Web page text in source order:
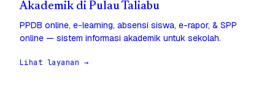
Akademik di Pulau Taliabu
PPDB online, e-learning, absensi siswa, e-rapor, & SPP
online — sistem informasi akademik untuk sekolah.
Lihat layanan →